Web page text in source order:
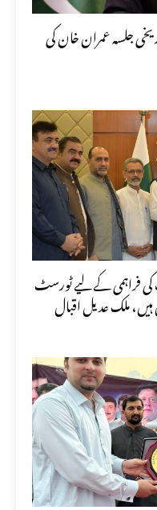
جلسہ عمران خان کی
فراہمی کے لیے ٹورسٹ
ہیں، ملک عدیل اقبال